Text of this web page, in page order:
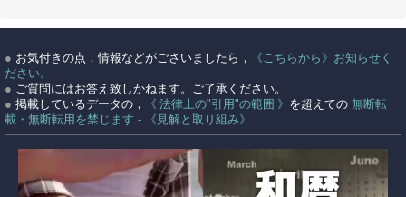
● お気付きの点，情報などがごさいましたら，
《こちらから》お知らせく
ださい。
● ご質問にはお答え致しかねます。ご了承ください。
● 掲載しているデータの， 《 法律上の"引用"の範囲 》 を超えての 無断転
載・無断転用を禁じます - 《見解と取り組み》